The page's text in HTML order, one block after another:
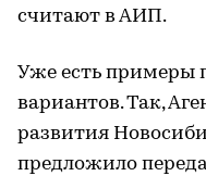
считают в АИП.
Уже есть примеры
вариантов. Так,
развития
предложило